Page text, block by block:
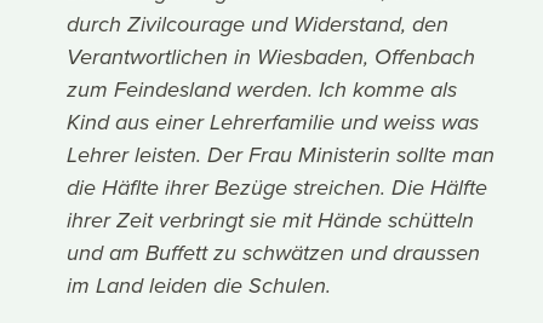
durch Zivilcourage und Widerstand, den
Verantwortlichen in Wiesbaden, Offenbach
zum Feindesland werden. Ich komme als
Kind aus einer Lehrerfamilie und weiss was
Lehrer leisten. Der Frau Ministerin sollte man
die Häflte ihrer Bezüge streichen. Die Hälfte
ihrer Zeit verbringt sie mit Hände schütteln
und am Buffett zu schwätzen und draussen
im Land leiden die Schulen.